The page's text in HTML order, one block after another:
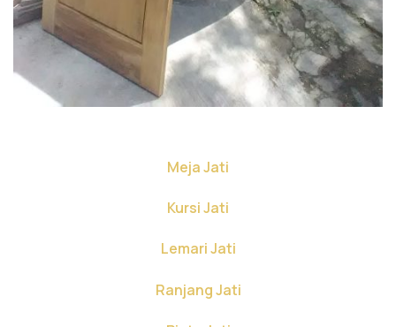
Meja Jati
Kursi Jati
Lemari Jati
Ranjang Jati